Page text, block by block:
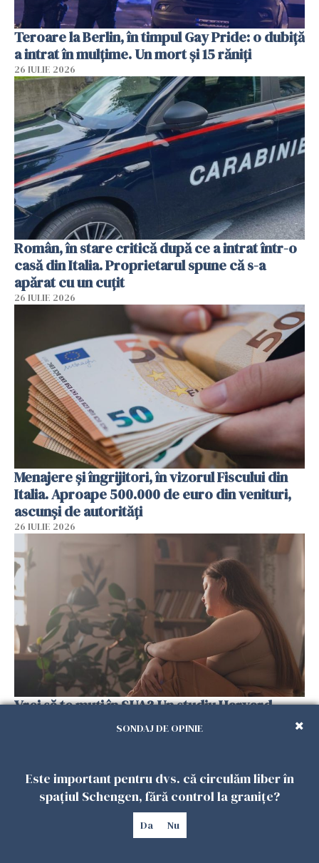
Teroare la Berlin, în timpul Gay Pride: o dubiță
a intrat în mulțime. Un mort și 15 răniți
26 IULIE 2026
Român, în stare critică după ce a intrat într-o
casă din Italia. Proprietarul spune că s-a
apărat cu un cuțit
26 IULIE 2026
Menajere și îngrijitori, în vizorul Fiscului din
Italia. Aproape 500.000 de euro din venituri,
ascunși de autorități
26 IULIE 2026
Vrei să te muți în SUA? Un studiu Harvard
arată ce se întâmplă cu sănătatea multor
SONDAJ DE OPINIE
Este important pentru dvs. că circulăm liber în
spațiul Schengen, fără control la granițe?
Da Nu